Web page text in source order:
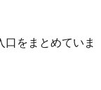
をまとめていま